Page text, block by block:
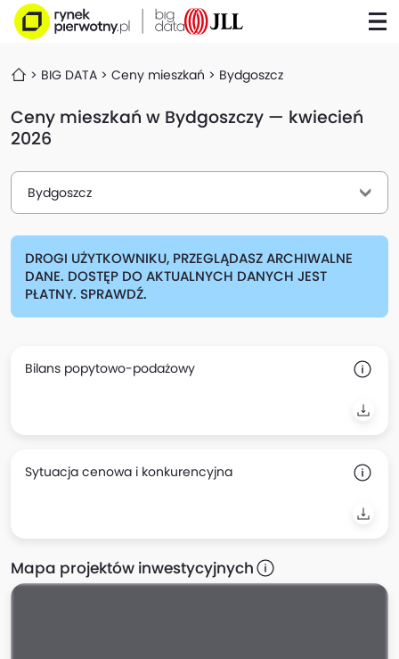
BIG DATA Ceny mieszkań Bydgoszcz
Ceny mieszkań w Bydgoszczy — kwiecień
2026
Bydgoszcz
DROGI UŻYTKOWNIKU, PRZEGLĄDASZ ARCHIWALNE
DANE. DOSTĘP DO AKTUALNYCH DANYCH JEST
PŁATNY. SPRAWDŹ.
Bilans popytowo-podażowy
Sytuacja cenowa i konkurencyjna
Mapa projektów inwestycyjnych